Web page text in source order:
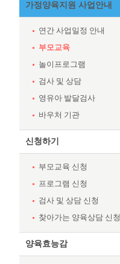
가정양육지원 사업안내
연간 사업일정 안내
부모교육
놀이프로그램
검사 및 상담
영유아 발달검사
바우처 기관
신청하기
부모교육 신청
프로그램 신청
검사 및 상담 신청
찾아가는 양육상담 신청
양육효능감